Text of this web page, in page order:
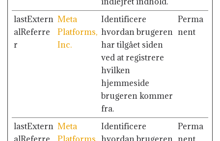
lastExtern
alReferre
r
Meta
Platforms,
Inc.
Identificere
hvordan brugeren
har tilgået siden
ved at registrere
hvilken
hjemmeside
brugeren kommer
fra.
Perma
nent
lastExtern Meta
Identificere
Perma